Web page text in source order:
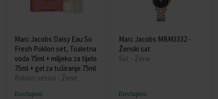
Marc Jacobs Daisy Eau So
Fresh Poklon set, Toaletna
voda 75ml + mlijeko za tijelo
75ml + gel za tuširanje 75ml
Poklon setovi - Žene
Dostupno
Marc Jacobs MBM3332 -
Ženski sat
Sat - Žene
Dostupno